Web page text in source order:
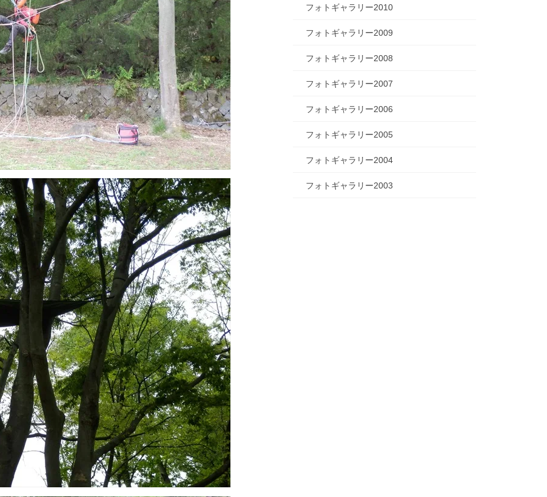
フォトギャラリー2010
フォトギャラリー2009
フォトギャラリー2008
フォトギャラリー2007
フォトギャラリー2006
フォトギャラリー2005
フォトギャラリー2004
フォトギャラリー2003